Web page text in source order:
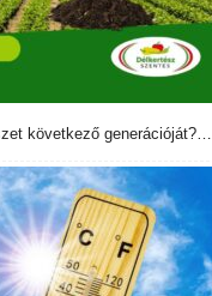
következő generációját?…